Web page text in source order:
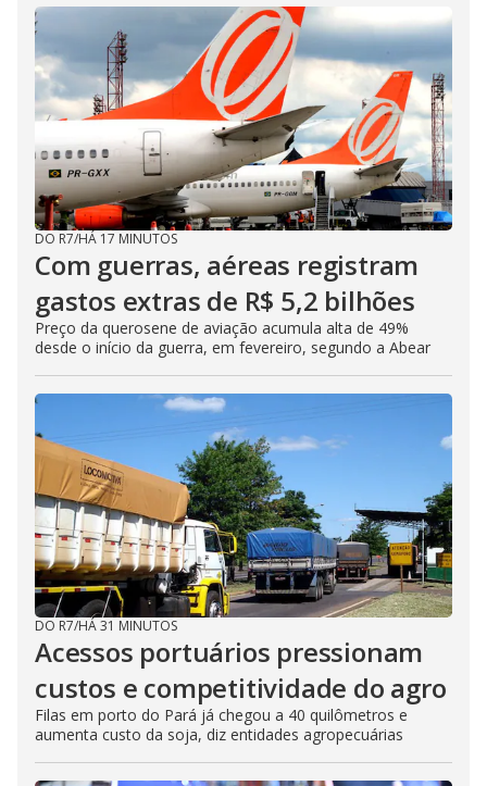
DO R7/HÁ 17 MINUTOS
Com guerras, aéreas registram
gastos extras de R$ 5,2 bilhões
Preço da querosene de aviação acumula alta de 49%
desde o início da guerra, em fevereiro, segundo a Abear
DO R7/HÁ 31 MINUTOS
Acessos portuários pressionam
custos e competitividade do agro
Filas em porto do Pará já chegou a 40 quilômetros e
aumenta custo da soja, diz entidades agropecuárias